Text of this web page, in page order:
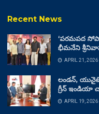
Recent News
‘పరమపద
భీమనేని
APRIL 21, 2026
లండన్,
గ్రీన్ ఇండియా
APRIL 19, 2026